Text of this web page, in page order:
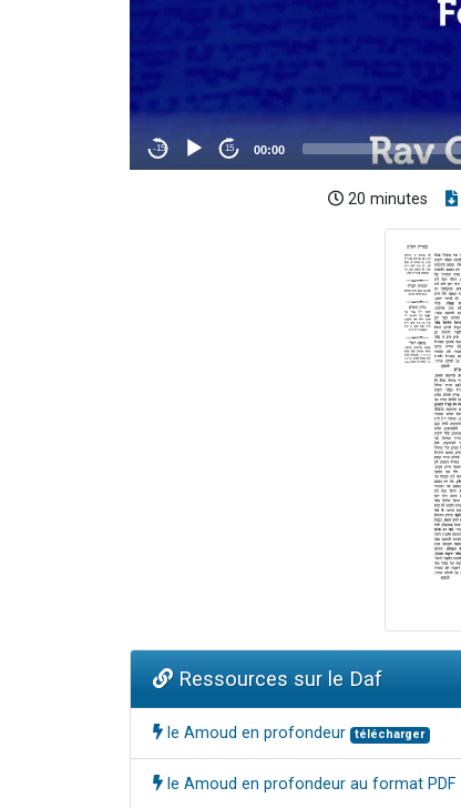
20 minutes
Ressources sur le Daf
le Amoud en profondeur télécharger
le Amoud en profondeur au format PDF